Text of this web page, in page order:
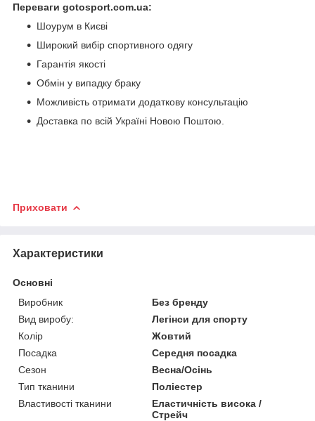
Переваги gotosport.com.ua:
Шоурум в Києві
Широкий вибір спортивного одягу
Гарантія якості
Обмін у випадку браку
Можливість отримати додаткову консультацію
Доставка по всій Україні Новою Поштою.
Приховати
Характеристики
Основні
Виробник
Без бренду
Вид виробу:
Легінси для спорту
Колір
Жовтий
Посадка
Середня посадка
Сезон
Весна/Осінь
Тип тканини
Поліестер
Властивості тканини
Еластичність висока /
Стрейч